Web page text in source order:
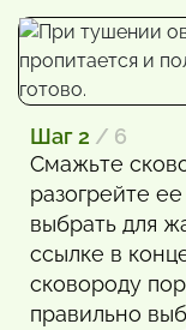
Шаг 2 / 6
Смажьте
разогрейте
выбрать для
ссылке в
сковороду
правильно